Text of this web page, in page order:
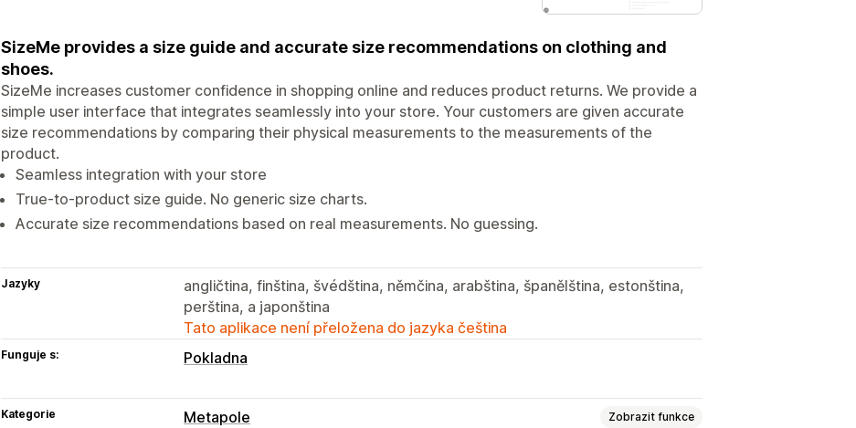
SizeMe provides a size guide and accurate size recommendations on clothing and
shoes.
SizeMe increases customer confidence in shopping online and reduces product returns. We provide a
simple user interface that integrates seamlessly into your store. Your customers are given accurate
size recommendations by comparing their physical measurements to the measurements of the
product.
Seamless integration with your store
True-to-product size guide. No generic size charts.
Accurate size recommendations based on real measurements. No guessing.
Jazyky
angličtina, finština, švédština, němčina, arabština, španělština, estonština,
perština, a japonština
Tato aplikace není přeložena do jazyka čeština
Funguje s: Pokladna
Kategorie Metapole Zobrazit funkce